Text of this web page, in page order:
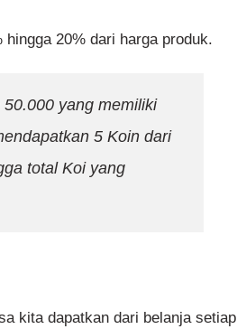
20% dari harga produk.
yang memiliki
5 Koin dari
total Koi yang
kita dapatkan dari belanja setiap